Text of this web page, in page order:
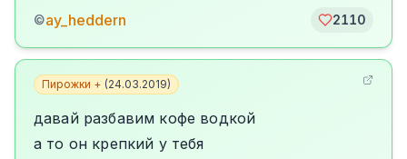
©ay_heddern 2110
Пирожки + (24.03.2019)
давай разбавим кофе водкой
а то он крепкий у тебя